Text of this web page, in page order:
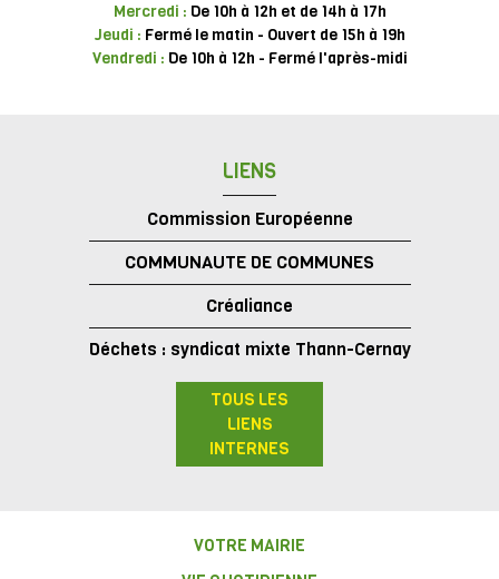
Mercredi : De 10h à 12h et de 14h à 17h
Jeudi : Fermé le matin - Ouvert de 15h à 19h
Vendredi : De 10h à 12h - Fermé l'après-midi
LIENS
Commission Européenne
COMMUNAUTE DE COMMUNES
Créaliance
Déchets : syndicat mixte Thann-Cernay
TOUS LES
LIENS
INTERNES
VOTRE MAIRIE